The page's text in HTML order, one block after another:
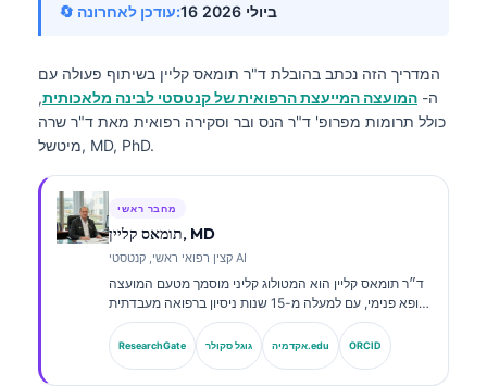
🔄 עודכן לאחרונה: 16 ביולי 2026
המדריך הזה נכתב בהובלת ד"ר תומאס קליין בשיתוף פעולה עם
ה- המועצה המייעצת הרפואית של קנטסטי לבינה מלאכותית,
כולל תרומות מפרופ' ד"ר הנס ובר וסקירה רפואית מאת ד"ר שרה
מיטשל, MD, PhD.
מחבר ראשי
תומאס קליין, MD
קצין רפואי ראשי, קנטסטי AI
ד״ר תומאס קליין הוא המטולוג קליני מוסמך מטעם המועצה
ורופא פנימי, עם למעלה מ-15 שנות ניסיון ברפואה מעבדתית
ובניתוח קליני בסיוע בינה מלאכותית. כמנהל הרפואה הראשי
ב-Kantesti AI, הוא מספק פיקוח קליני על הדיוק הרפואי של
רשת הנוירונים הקניינית. ד״ר קליין פרסם רבות בנושאי
ResearchGate גוגל סקולר אקדמיה.edu ORCID